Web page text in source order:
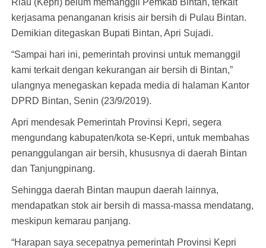
Riau (Kepri) belum memanggil Pemkab Bintan, terkait
kerjasama penanganan krisis air bersih di Pulau Bintan.
Demikian ditegaskan Bupati Bintan, Apri Sujadi.
“Sampai hari ini, pemerintah provinsi untuk memanggil
kami terkait dengan kekurangan air bersih di Bintan,”
ulangnya menegaskan kepada media di halaman Kantor
DPRD Bintan, Senin (23/9/2019).
Apri mendesak Pemerintah Provinsi Kepri, segera
mengundang kabupaten/kota se-Kepri, untuk membahas
penanggulangan air bersih, khususnya di daerah Bintan
dan Tanjungpinang.
Sehingga daerah Bintan maupun daerah lainnya,
mendapatkan stok air bersih di massa-massa mendatang,
meskipun kemarau panjang.
“Harapan saya secepatnya pemerintah Provinsi Kepri